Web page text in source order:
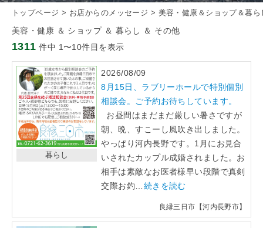
お店を探す
イベント情報
クーポン情報
おすすめガイド
「らくうぇる。」は⼤阪 南河内の地域密着型ポータルサ
イト！ランチやディナーのクーポン、イベント、地域情報
トップページ > お店からのメッセージ > 美容・健康＆ショップ＆暮
美容・健康 ＆ ショップ ＆ 暮らし ＆ その他
1311 件中 1〜10件目を表示
2026/08/09
8月15日、ラブリーホールで特別個別
相談会。ご予約お待ちしています。
お昼間はまだまだ厳しい暑さですが
朝、晩、すこーし風吹き出しました。
やっぱり河内長野です。1月にお見合
いされたカップル成婚されました。お
相手は素敵なお医者様早い段階で真剣
交際お釣… 続きを読む
良縁三日市【河内長野市】
暮らし